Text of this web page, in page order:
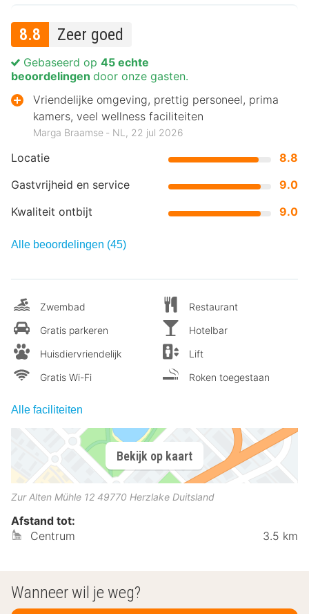
8.8 Zeer goed
Locatie
8.8
Gastvrijheid en service
9.0
Kwaliteit ontbijt
9.0
Gebaseerd op 45 echte
beoordelingen door onze gasten.
Vriendelijke omgeving, prettig personeel, prima
kamers, veel wellness faciliteiten
Marga Braamse ‐ NL, 22 jul 2026
Alle beoordelingen (45)
Zwembad
Gratis parkeren
Huisdiervriendelijk
Gratis Wi-Fi
Restaurant
Hotelbar
Lift
Roken toegestaan
Alle faciliteiten
Bekijk op kaart
Zur Alten Mühle 12 49770 Herzlake Duitsland
Afstand tot:
Centrum
3.5 km
Wanneer wil je weg?